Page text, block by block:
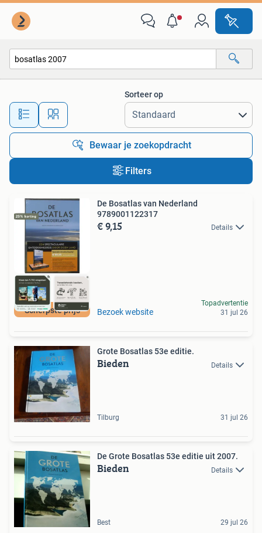
Alle afstanden…
Sorteer op
Bewaar je zoekopdracht
Filters
Scherpste prijs
De Bosatlas van Nederland
9789001122317
€ 9,15 Details
Bezoek website
Topadvertentie
31 jul 26
Grote Bosatlas 53e editie.
Bieden Details
Tilburg 31 jul 26
De Grote Bosatlas 53e editie uit 2007.
Bieden Details
Best 29 jul 26